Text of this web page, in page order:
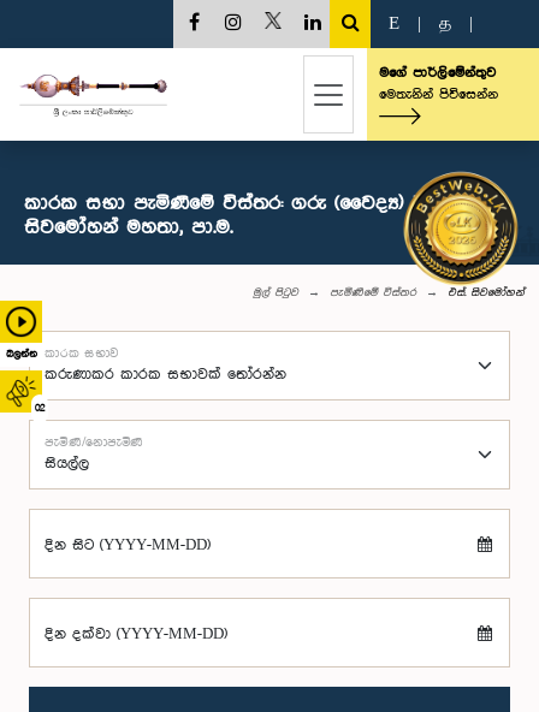
බලන්න
02
E த
මගේ පාර්ලිමේන්තුව
මෙතැනින් පිවිසෙන්න
කාරක සභා පැමිණීමේ විස්තර: ගරු (වෛද්‍ය) එස්.
සිවමෝහන් මහතා, පා.ම.
මුල් පිටුව පැමිණීමේ විස්තර එස්. සිවමෝහන්
කාරක සභාව
පැමිණි/නොපැමිණි
දින සිට (YYYY-MM-DD)
දින දක්වා (YYYY-MM-DD)